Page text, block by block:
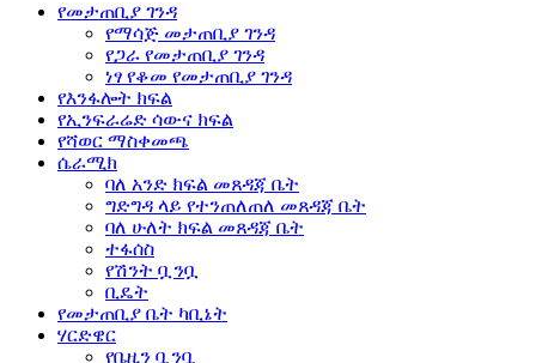
የመታጠቢያ ገንዳ
የማሳጅ መታጠቢያ ገንዳ
የጋራ የመታጠቢያ ገንዳ
ነፃ የቆመ የመታጠቢያ ገንዳ
የእንፋሎት ክፍል
የኢንፍራሬድ ሳውና ክፍል
የሻወር ማስቀመጫ
ሴራሚክ
ባለ አንድ ክፍል መጸዳጃ ቤት
ግድግዳ ላይ የተንጠለጠለ መጸዳጃ ቤት
ባለ ሁለት ክፍል መጸዳጃ ቤት
ተፋሰስ
የሽንት ቧንቧ
ቢዴት
የመታጠቢያ ቤት ካቢኔት
ሃርድዌር
የቤዚን ቧንቧ